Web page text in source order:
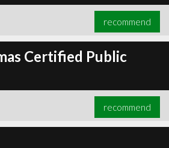
recommend
Certified Public
recommend